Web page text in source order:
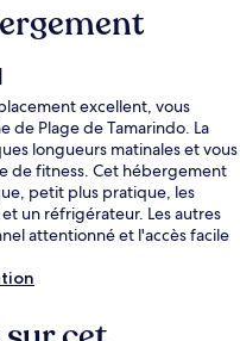
excellent, vous
de Plage de Tamarindo. La
longueurs matinales et vous
de fitness. Cet hébergement
petit plus pratique, les
un réfrigérateur. Les autres
attentionné et l'accès facile